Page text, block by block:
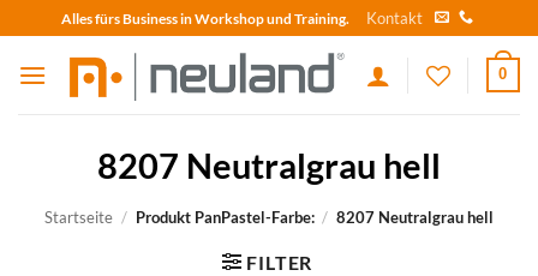
to
content
Alles fürs Business in Workshop und Training. Kontakt
0
8207 Neutralgrau hell
Startseite / Produkt PanPastel-Farbe: / 8207 Neutralgrau hell
FILTER